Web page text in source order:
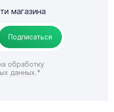
магазина
Подписаться
обработку
данных.*